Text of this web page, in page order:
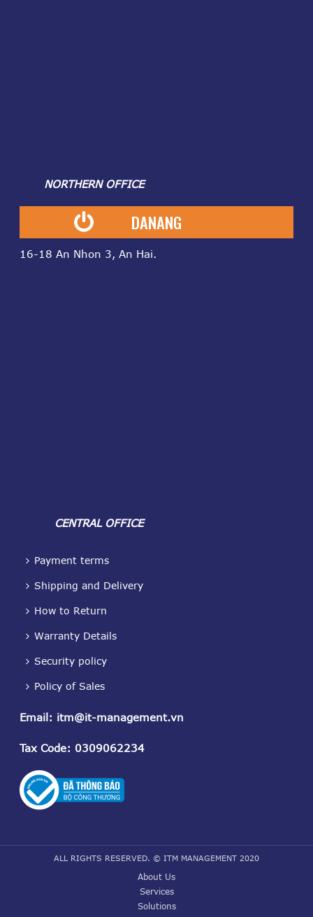
NORTHERN OFFICE
DANANG
16-18 An Nhon 3, An Hai.
CENTRAL OFFICE
Payment terms
Shipping and Delivery
How to Return
Warranty Details
Security policy
Policy of Sales
Email: itm@it-management.vn
Tax Code: 0309062234
ALL RIGHTS RESERVED. © ITM MANAGEMENT 2020
About Us
Services
Solutions